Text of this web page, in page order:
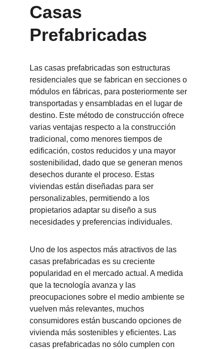
Casas
Prefabricadas
Las casas prefabricadas son estructuras
residenciales que se fabrican en secciones o
módulos en fábricas, para posteriormente ser
transportadas y ensambladas en el lugar de
destino. Este método de construcción ofrece
varias ventajas respecto a la construcción
tradicional, como menores tiempos de
edificación, costos reducidos y una mayor
sostenibilidad, dado que se generan menos
desechos durante el proceso. Estas
viviendas están diseñadas para ser
personalizables, permitiendo a los
propietarios adaptar su diseño a sus
necesidades y preferencias individuales.
Uno de los aspectos más atractivos de las
casas prefabricadas es su creciente
popularidad en el mercado actual. A medida
que la tecnología avanza y las
preocupaciones sobre el medio ambiente se
vuelven más relevantes, muchos
consumidores están buscando opciones de
vivienda más sostenibles y eficientes. Las
casas prefabricadas no sólo cumplen con